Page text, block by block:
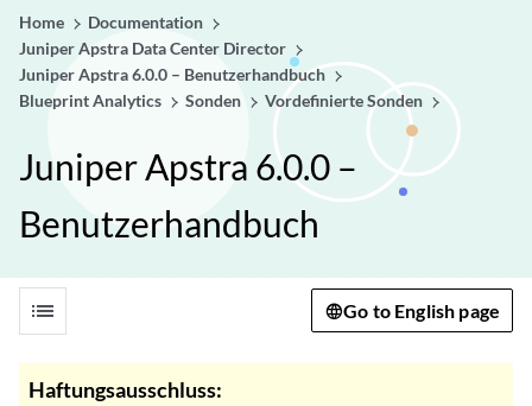
Home
Documentation
Juniper Apstra Data Center Director
Juniper Apstra 6.0.0 – Benutzerhandbuch
Blueprint Analytics
Sonden Vordefinierte Sonden
Juniper Apstra 6.0.0 –
Benutzerhandbuch
list Go to English page
Haftungsausschluss: